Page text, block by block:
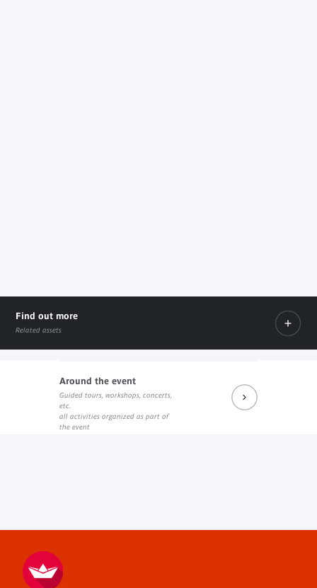
Find out more
Related assets
Prochains rendez-vous du salon de lecture J. Kerchache
Internal link
Around the event
Guided tours, workshops, concerts,
etc.
all activities organized as part of
the event